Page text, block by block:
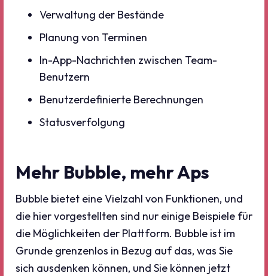
Verwaltung der Bestände
Planung von Terminen
In-App-Nachrichten zwischen Team-
Benutzern
Benutzerdefinierte Berechnungen
Statusverfolgung
Mehr Bubble, mehr Aps
Bubble bietet eine Vielzahl von Funktionen, und
die hier vorgestellten sind nur einige Beispiele für
die Möglichkeiten der Plattform. Bubble ist im
Grunde grenzenlos in Bezug auf das, was Sie
sich ausdenken können, und Sie können jetzt